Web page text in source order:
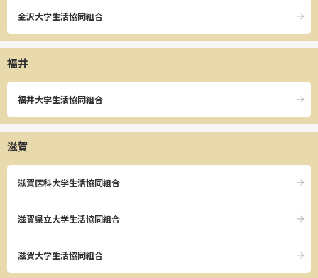
金沢大学生活協同組合
福井
福井大学生活協同組合
滋賀
滋賀医科大学生活協同組合
滋賀県立大学生活協同組合
滋賀大学生活協同組合